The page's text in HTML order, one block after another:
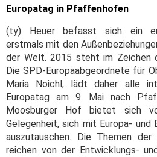
Europatag in Pfaffenhofen
(ty) Heuer befasst sich ein
erstmals mit den
der Welt. 2015 steht im Zeichen
Die SPD-Europaabgeordnete für
Maria Noichl, lädt daher alle
Europatag am 9. Mai nach
Moosburger Hof bietet sich
Gelegenheit, sich mit Europa- und
auszutauschen. Die Themen
reichen von der Entwicklungs-